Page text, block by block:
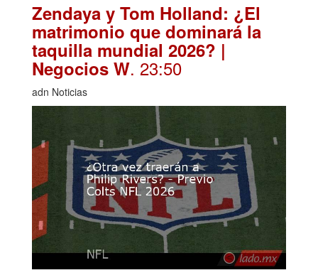
Zendaya y Tom Holland: ¿El
matrimonio que dominará la
taquilla mundial 2026? |
Negocios W. 23:50
adn Noticias